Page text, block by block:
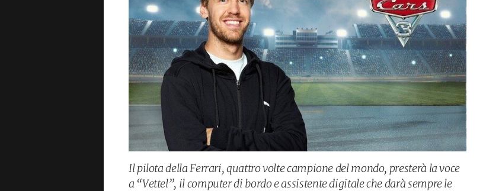
Il pilota della Ferrari, quattro volte campione del mondo, presterà la voce
a “Vettel”, il computer di bordo e assistente digitale che darà sempre le